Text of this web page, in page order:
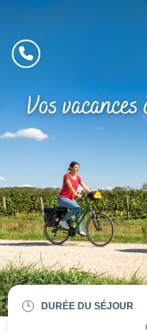
Vos
DURÉE DU SÉJOUR